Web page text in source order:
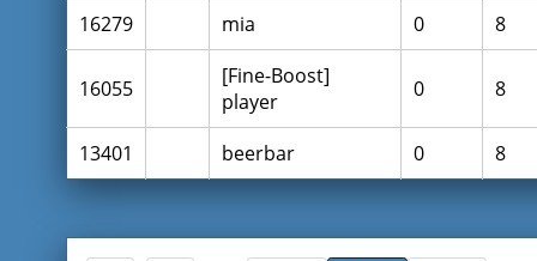
16279
mia 0 8
16055
[Fine-Boost]
player
0 8
13401 beerbar 0 8